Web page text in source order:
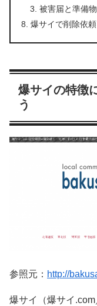
被害届と準備物
爆サイで削除依
爆サイの特徴
う
参照元： http://
爆サイ（爆サイ.com